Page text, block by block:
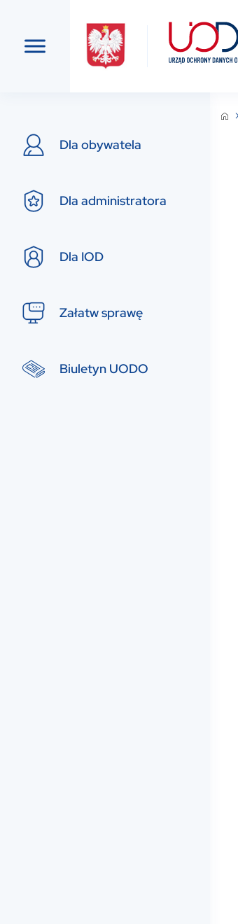
Dla obywatela
Dla administratora
Dla IOD
Załatw sprawę
Biuletyn UODO